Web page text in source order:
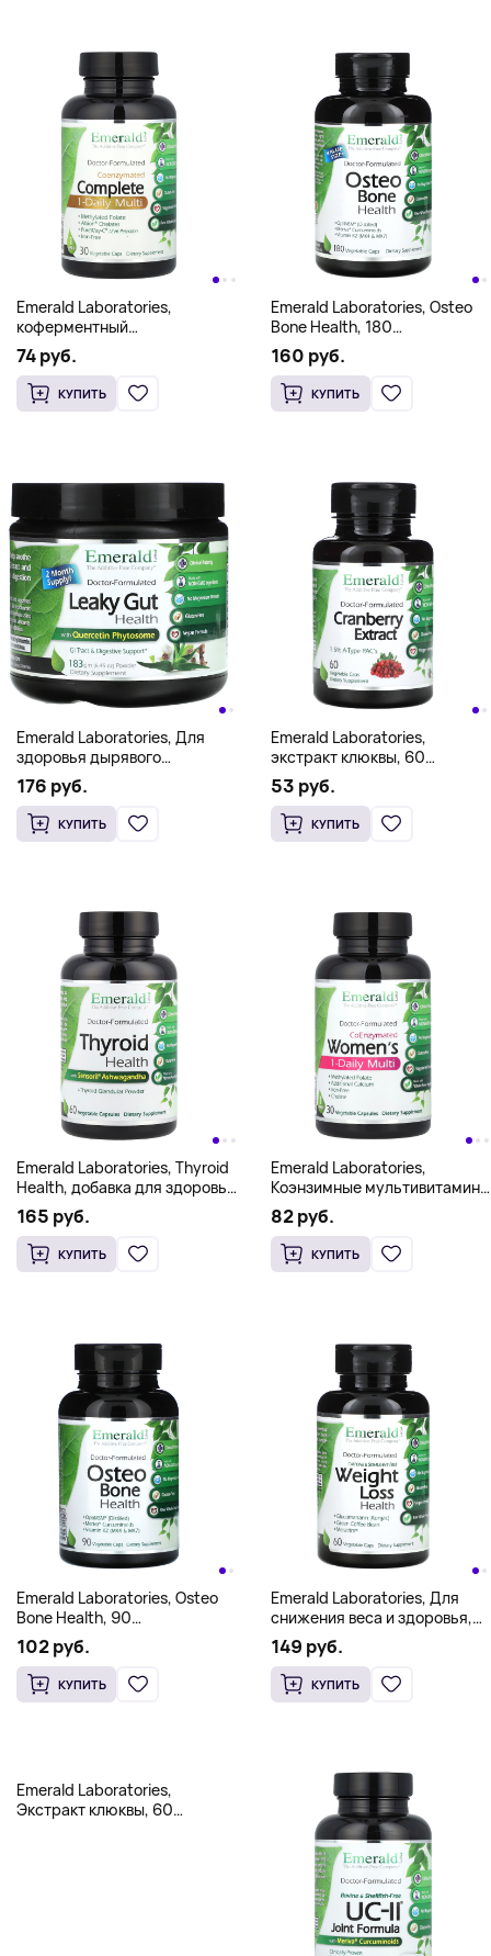
Emerald Laboratories,
коферментный
мультивитаминный
комплекс, прием 1 раз в день,
30 вегетарианских капсул
74 руб.
КУПИТЬ
Emerald Laboratories, Osteo
Bone Health, 180
растительных капсул
160 руб.
КУПИТЬ
Emerald Laboratories, Для
здоровья дырявого
кишечника, 183 г (6,45
унции)
176 руб.
КУПИТЬ
Emerald Laboratories,
экстракт клюквы, 60
растительных капсул
53 руб.
КУПИТЬ
Emerald Laboratories, Thyroid
Health, добавка для здоровья
щитовидной железы,
60 растительных капсул
165 руб.
КУПИТЬ
Emerald Laboratories,
Коэнзимные мультивитамины
для женщин, 1 прием в день,
30 растительных капсул
82 руб.
КУПИТЬ
Emerald Laboratories, Osteo
Bone Health, 90
растительных капсул
102 руб.
КУПИТЬ
Emerald Laboratories, Для
снижения веса и здоровья,
60 растительных капсул
149 руб.
КУПИТЬ
Emerald Laboratories,
Экстракт клюквы, 60